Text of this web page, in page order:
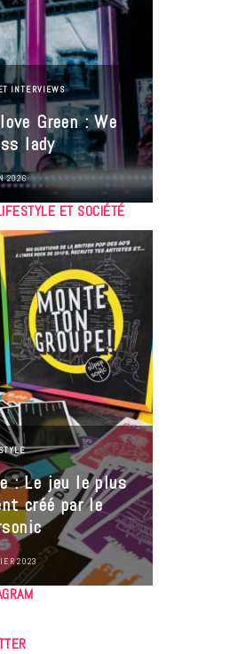
INTERVIEWS
Green : We
lady
2026
ET SOCIÉTÉ
: Le jeu le plus
créé par le
2023